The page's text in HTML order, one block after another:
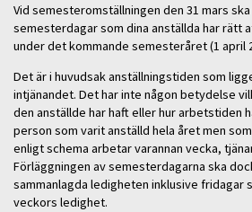
Vid semesteromställningen den 31 mars
semesterdagar som dina anställda har rätt
under det kommande semesteråret (1 april
Det är i huvudsak anställningstiden som
intjänandet. Det har inte någon betydelse
den anställde har haft eller hur arbetstiden
person som varit anställd hela året men
enligt schema arbetar varannan vecka,
Förläggningen av semesterdagarna ska
sammanlagda ledigheten inklusive fridagar
veckors ledighet.